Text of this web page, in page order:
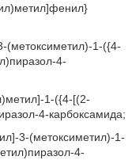
(метоксиметил)-1-({4-
4-
1-({4-[(2-
4-карбоксамида;
3-(метоксиметил)-1-
4-